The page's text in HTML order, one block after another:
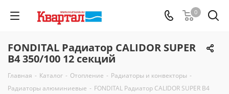
0
FONDITAL Радиатор CALIDOR SUPER
B4 350/100 12 секций
Главная - Каталог - Отопление - Радиаторы и конвекторы -
Радиаторы алюминиевые - FONDITAL Радиатор CALIDOR SUPER B4